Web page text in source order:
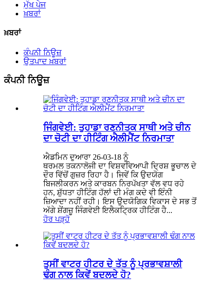
ਮੁੱਖ ਪੇਜ
ਖ਼ਬਰਾਂ
ਖ਼ਬਰਾਂ
ਕੰਪਨੀ ਨਿਊਜ਼
ਉਤਪਾਦ ਖ਼ਬਰਾਂ
ਕੰਪਨੀ ਨਿਊਜ਼
ਜਿੰਗਵੇਈ: ਤੁਹਾਡਾ ਰਣਨੀਤਕ ਸਾਥੀ ਅਤੇ ਚੀਨ
ਦਾ ਚੋਟੀ ਦਾ ਹੀਟਿੰਗ ਐਲੀਮੈਂਟ ਨਿਰਮਾਤਾ
ਐਡਮਿਨ ਦੁਆਰਾ 26-03-18 ਨੂੰ
ਥਰਮਲ ਤਕਨਾਲੋਜੀ ਦਾ ਵਿਸ਼ਵਵਿਆਪੀ ਦ੍ਰਿਸ਼ ਭੂਚਾਲ ਦੇ
ਦੌਰ ਵਿੱਚੋਂ ਗੁਜ਼ਰ ਰਿਹਾ ਹੈ। ਜਿਵੇਂ ਕਿ ਉਦਯੋਗ
ਬਿਜਲੀਕਰਨ ਅਤੇ ਕਾਰਬਨ ਨਿਰਪੱਖਤਾ ਵੱਲ ਵਧ ਰਹੇ
ਹਨ, ਸ਼ੁੱਧਤਾ ਹੀਟਿੰਗ ਹੱਲਾਂ ਦੀ ਮੰਗ ਕਦੇ ਵੀ ਇੰਨੀ
ਜ਼ਿਆਦਾ ਨਹੀਂ ਰਹੀ। ਇਸ ਉਦਯੋਗਿਕ ਵਿਕਾਸ ਦੇ ਸਭ ਤੋਂ
ਅੱਗੇ ਸ਼ੇਂਗਜ਼ੂ ਜਿੰਗਵੇਈ ਇਲੈਕਟ੍ਰਿਕ ਹੀਟਿੰਗ ਹੈ...
ਹੋਰ ਪੜ੍ਹੋ
ਤੁਸੀਂ ਵਾਟਰ ਹੀਟਰ ਦੇ ਤੱਤ ਨੂੰ ਪ੍ਰਭਾਵਸ਼ਾਲੀ
ਢੰਗ ਨਾਲ ਕਿਵੇਂ ਬਦਲਦੇ ਹੋ?